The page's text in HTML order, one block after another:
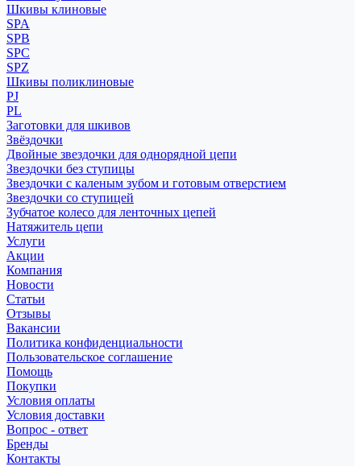
Шкивы клиновые
SPA
SPB
SPC
SPZ
Шкивы поликлиновые
PJ
PL
Заготовки для шкивов
Звёздочки
Двойные звездочки для однорядной цепи
Звездочки без ступицы
Звездочки с каленым зубом и готовым отверстием
Звездочки со ступицей
Зубчатое колесо для ленточных цепей
Натяжитель цепи
Услуги
Акции
Компания
Новости
Статьи
Отзывы
Вакансии
Политика конфиденциальности
Пользовательское соглашение
Помощь
Покупки
Условия оплаты
Условия доставки
Вопрос - ответ
Бренды
Контакты